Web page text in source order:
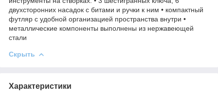
двухсторонних насадок с битами и ручки к ним • компактный
футляр с удобной организацией пространства внутри •
металлические компоненты выполнены из нержавеющей
стали
Скрыть
Характеристики